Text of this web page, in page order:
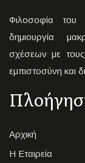
Φιλοσοφία
δημιουργία
σχέσεων με τους
εμπιστοσύνη και
Αρχική
Η Εταιρεία